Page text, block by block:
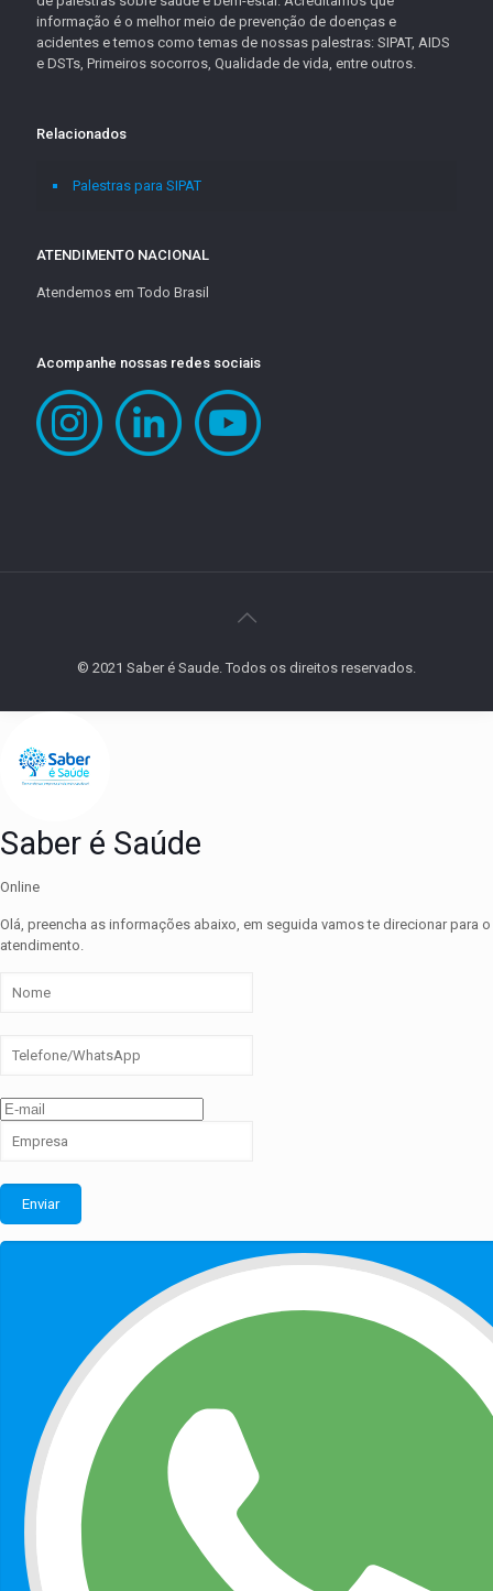
informação é o melhor meio de prevenção de doenças e
acidentes e temos como temas de nossas palestras: SIPAT, AIDS
e DSTs, Primeiros socorros, Qualidade de vida, entre outros.
Relacionados
Palestras para SIPAT
ATENDIMENTO NACIONAL
Atendemos em Todo Brasil
Acompanhe nossas redes sociais
© 2021 Saber é Saude. Todos os direitos reservados.
Saber é Saúde
Online
Olá, preencha as informações abaixo, em seguida vamos te direcionar para o
atendimento.
Enviar